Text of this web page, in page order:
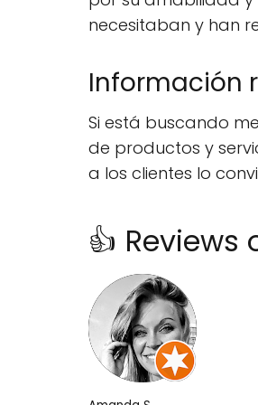
necesitaban y han
Información
Si está buscando
de productos y
a los clientes lo
👍 Reviews